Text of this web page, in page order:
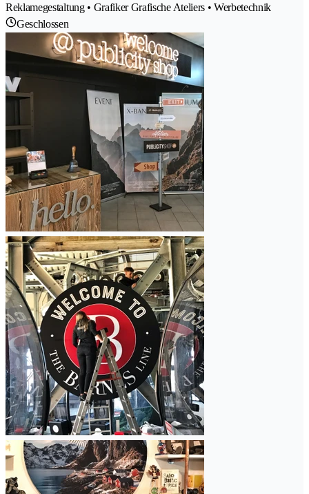
Reklamegestaltung • Grafiker Grafische Ateliers • Werbetechnik
Geschlossen